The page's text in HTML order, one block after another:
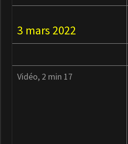
3 mars 2022
Vidéo, 2 min 17